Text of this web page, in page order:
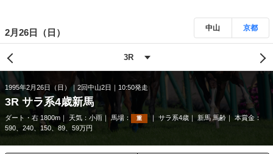
2月26日（日） 中山 京都
1995年2月26日（日） 2回中山2日 10:50発走
3R サラ系4歳新馬
ダート・右 1800m 天気： 小雨 馬場： 重 サラ系4歳 新馬 馬齢
本賞金：
590、240、150、89、59万円